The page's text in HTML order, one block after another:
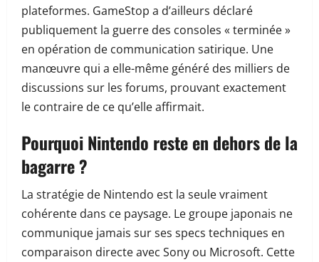
plateformes. GameStop a d’ailleurs déclaré
publiquement la guerre des consoles « terminée »
en opération de communication satirique. Une
manœuvre qui a elle-même généré des milliers de
discussions sur les forums, prouvant exactement
le contraire de ce qu’elle affirmait.
Pourquoi Nintendo reste en dehors de la
bagarre ?
La stratégie de Nintendo est la seule vraiment
cohérente dans ce paysage. Le groupe japonais ne
communique jamais sur ses specs techniques en
comparaison directe avec Sony ou Microsoft. Cette